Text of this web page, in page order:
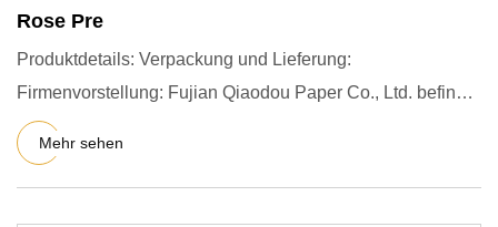
Rose Pre
Produktdetails: Verpackung und Lieferung:
Firmenvorstellung: Fujian Qiaodou Paper Co., Ltd. befindet
sich in der Stadt
Mehr sehen